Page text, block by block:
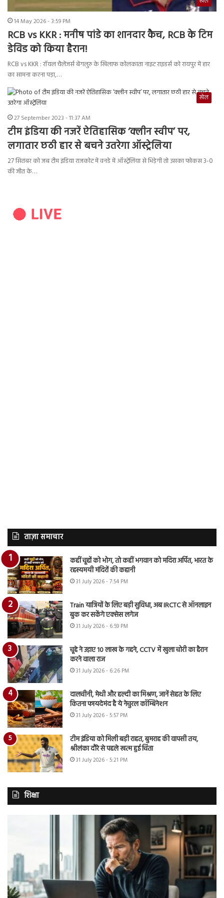
14 May 2026 - 3:59 PM
RCB vs KKR : मनीष पांडे का शानदार कैच, RCB के टिम
डेविड को किया हैरान!
RCB vs KKR : रॉयल चैलेंजर्स बेंगलुरु के खिलाफ कोलकाता नाइट राइडर्स को रायपुर में हार
का सामना करना पड़ा,…
खेल
27 September 2023 - 11:37 AM
टीम इंडिया की नजरें ऐतिहासिक ‘क्लीन स्वीप’ पर,
लगातार छठी हार से बचने उतरेगा ऑस्ट्रेलिया
27 सितंबर को जब टीम इंडिया राजकोट में वनडे में ऑस्ट्रेलिया से भिड़ेगी तो उसका फोकस 3-0
की जीत के…
ताज़ा समाचार
कहीं चूहों को भोग, तो कहीं भगवान को मदिरा अर्पित, भारत के
रहस्यमयी मंदिरों की कहानी
31 July 2026 - 7:54 PM
Train यात्रियों के लिए बड़ी सुविधा, अब IRCTC से ऑनलाइन
बुक कर सकेंगे एक्सेस लगेज
31 July 2026 - 6:59 PM
चूहे ने उड़ाए 10 लाख के गहने, CCTV में खुला चोरी का हैरान
करने वाला राज
31 July 2026 - 6:26 PM
दालचीनी, मेथी और हल्दी का मिश्रण, जानें सेहत के लिए
कितना फायदेमंद है ये नेचुरल कॉम्बिनेशन
31 July 2026 - 5:57 PM
टीम इंडिया को मिली बड़ी राहत, बुमराह की वापसी तय,
श्रीलंका दौरे से पहले खत्म हुई चिंता
31 July 2026 - 5:21 PM
शिक्षा